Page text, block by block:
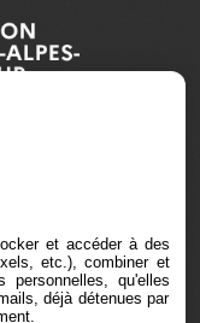
et accéder à des
etc.), combiner et
personnelles, qu'elles
déjà détenues par